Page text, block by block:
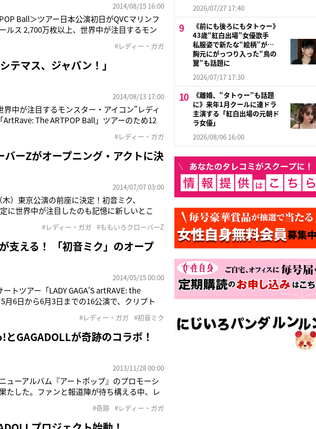
2014/08/15 16:00
Ball＞ツアー日本公演初日がQVCマリンフ
ルス 2,700万枚以上、世界中が注目するモン
ァンのこと)の姿も。今か今かと待ち#レディー・ガガ
テマス、ジャパン！」
2014/08/13 17:00
中が注目するモンスター・アイコン"レディ
The ARTPOP Ball」ツアーのため12
報道陣が待ち構える中、キラキラ#レディー・ガガ
ーZがオープニング・アクトに決
2014/07/07 03:00
）東京公演の前座に決定！初音ミク、
に世界中が注目したのも記憶に新しいとこ
ールド SPECIAL GUEST: LADY STA
#レディー・ガガ #ももいろクローバーZ
支える！ 「初音ミク」のオープ
2014/05/15 00:00
トツアー「LADY GAGA’S artRAVE: the
6日から6月3日までの16公演で、クリプト
いる。■ セッティング時間は30分
#レディー・ガガ #初音ミク
GAGADOLLが奇跡のコラボ！
2013/11/28 00:00
ューアルバム『アートポップ』のプロモーシ
たした。ファンと報道陣が待ち構える中、レ
人リトル・モンスター（ガガのファン）は
#奇跡 #レディー・ガガ
2026/07/27 17:40
《前にも後ろにもタトゥー》
43歳“紅白出場”女優歌手
私服姿で新たな“絵柄”が…
胸元にがっつり入った“鳥の
翼”も話題に
2026/07/17 17:30
《離婚、“タトゥー”も話題
に》来年1月クールに連ドラ
主演する「紅白出場の元朝ド
ラ女優」
2026/08/06 16:00